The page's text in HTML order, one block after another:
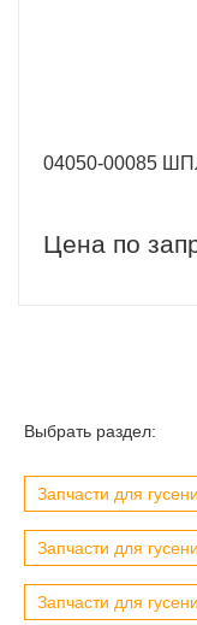
04050-00085
Цена по
Выбрать раздел:
Запчасти для
Запчасти для
Запчасти для